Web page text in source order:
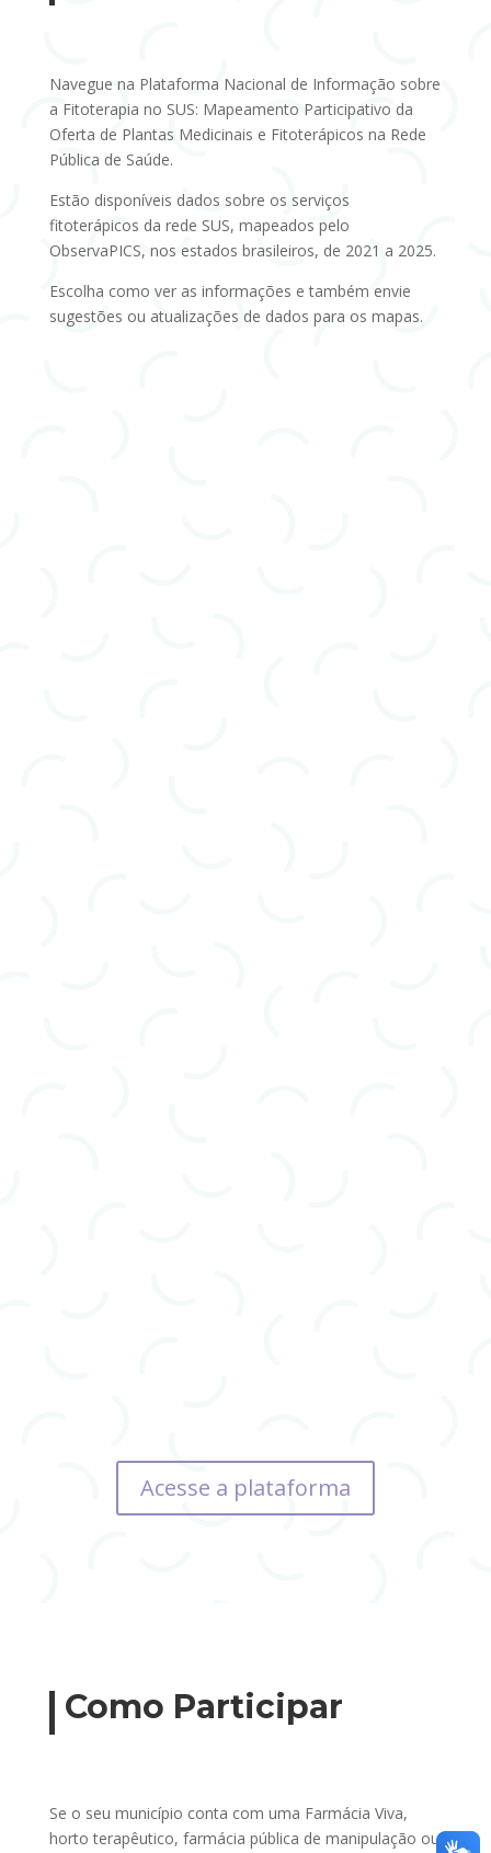
Navegue na Plataforma Nacional de Informação sobre
a Fitoterapia no SUS: Mapeamento Participativo da
Oferta de Plantas Medicinais e Fitoterápicos na Rede
Pública de Saúde.
Estão disponíveis dados sobre os serviços
fitoterápicos da rede SUS, mapeados pelo
ObservaPICS, nos estados brasileiros, de 2021 a 2025.
Escolha como ver as informações e também envie
sugestões ou atualizações de dados para os mapas.
Acesse a plataforma
Como Participar
Se o seu município conta com uma Farmácia Viva,
horto terapêutico, farmácia pública de manipulação ou